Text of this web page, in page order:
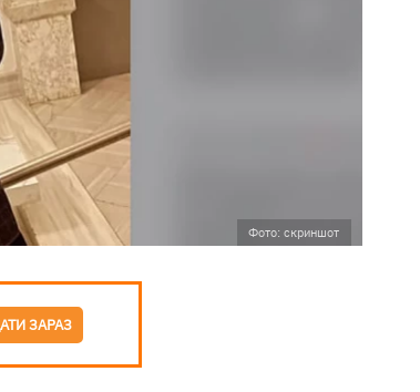
Фото: скриншот
ЗАРАЗ